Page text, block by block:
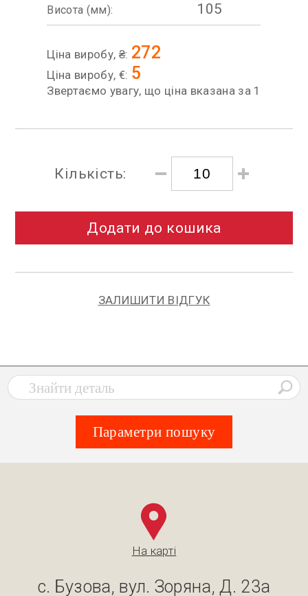
Висота (мм): 105
Ціна виробу, ₴: 272
Ціна виробу, €: 5
Звертаємо увагу, що ціна вказана за 1
Кількість:
Додати до кошика
ЗАЛИШИТИ ВІДГУК
Параметри пошуку
На карті
с. Бузова, вул. Зоряна, Д. 23а